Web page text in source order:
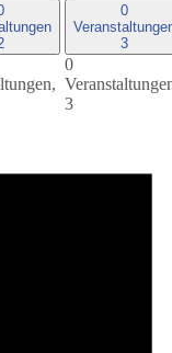
0
3
0
3